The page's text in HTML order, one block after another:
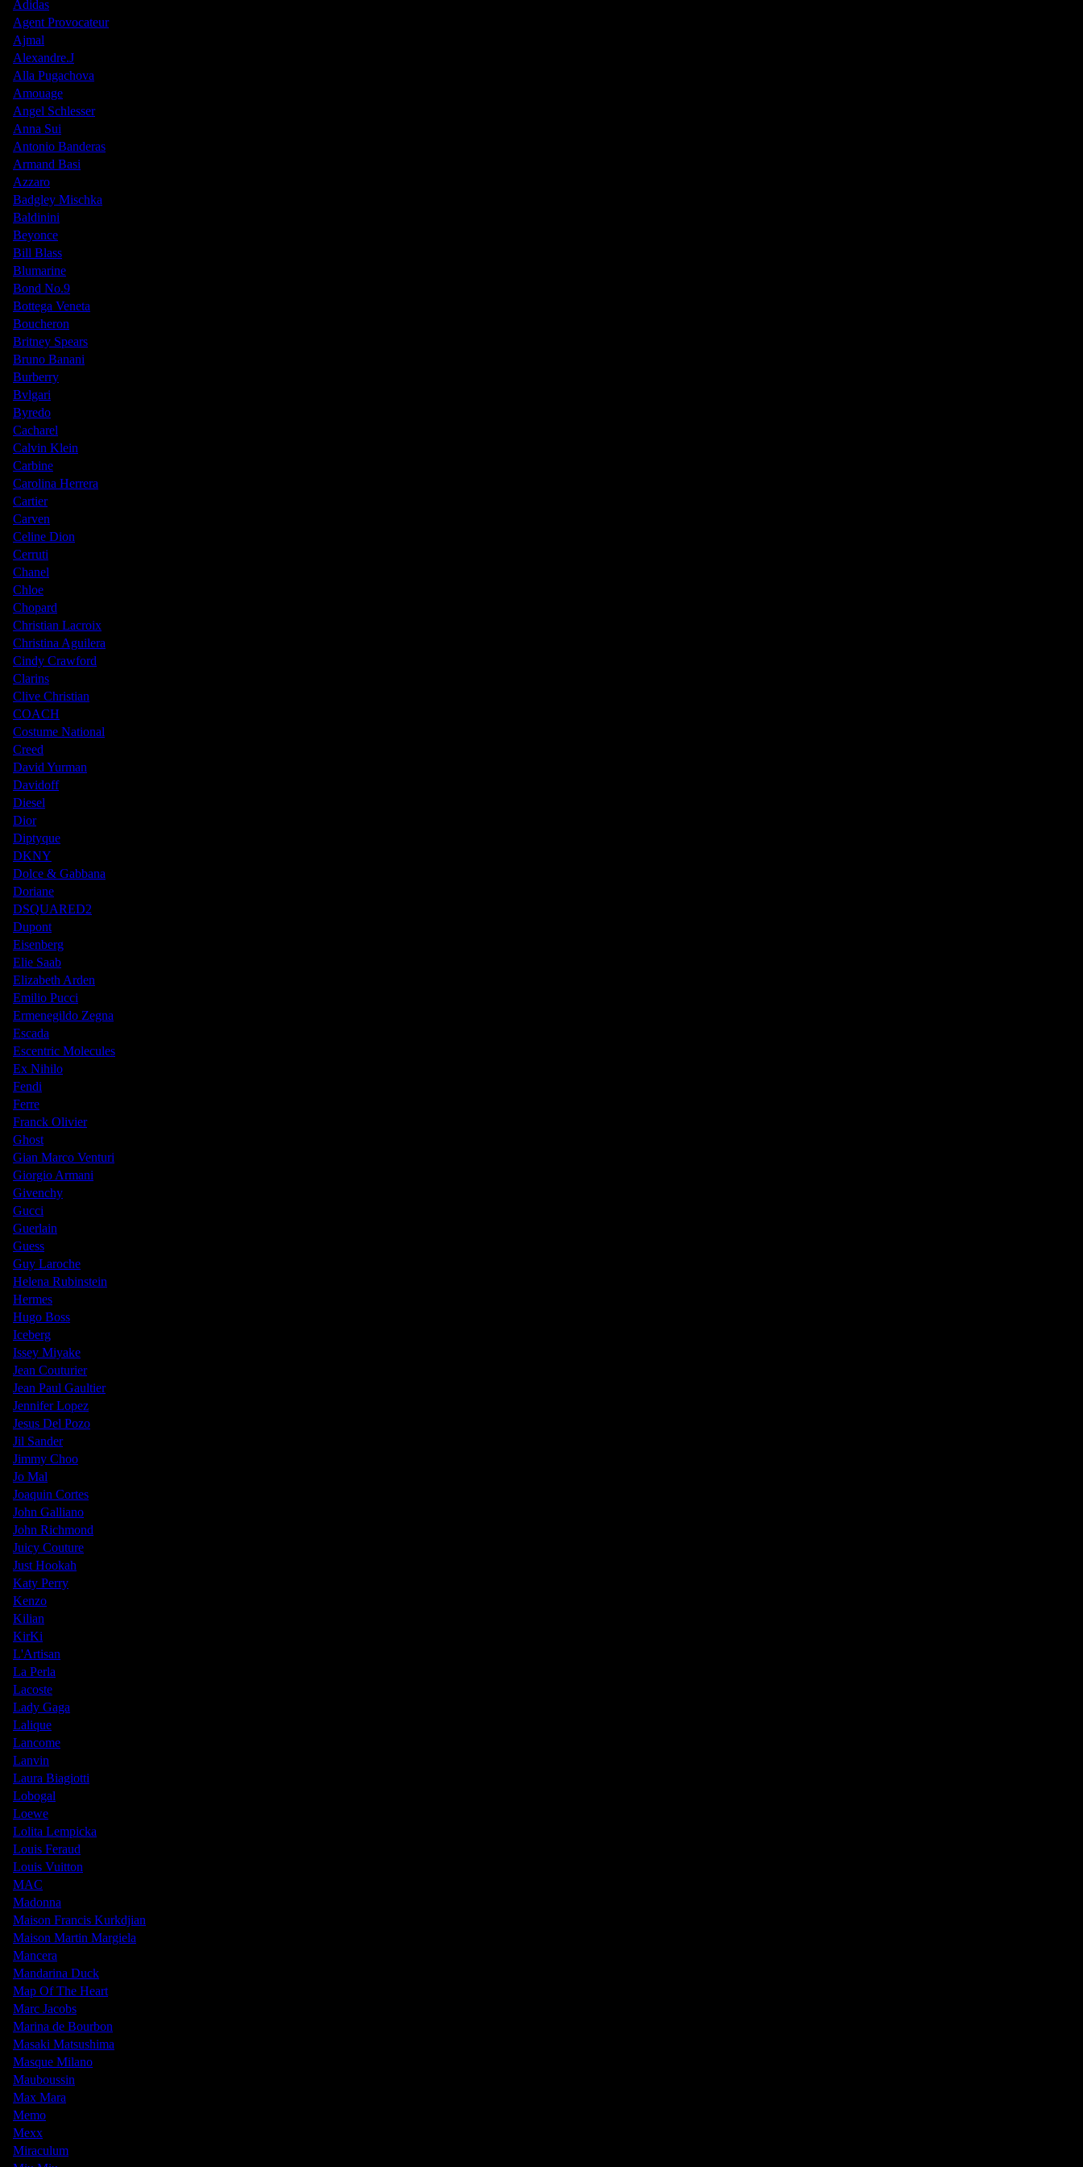
Adidas
Agent Provocateur
Ajmal
Alexandre.J
Alla Pugachova
Amouage
Angel Schlesser
Anna Sui
Antonio Banderas
Armand Basi
Azzaro
Badgley Mischka
Baldinini
Beyonce
Bill Blass
Blumarine
Bond No.9
Bottega Veneta
Boucheron
Britney Spears
Bruno Banani
Burberry
Bvlgari
Byredo
Cacharel
Calvin Klein
Carbine
Carolina Herrera
Cartier
Carven
Celine Dion
Cerruti
Chanel
Chloe
Chopard
Christian Lacroix
Christina Aguilera
Cindy Crawford
Clarins
Clive Christian
COACH
Costume National
Creed
David Yurman
Davidoff
Diesel
Dior
Diptyque
DKNY
Dolce & Gabbana
Doriane
DSQUARED2
Dupont
Eisenberg
Elie Saab
Elizabeth Arden
Emilio Pucci
Ermenegildo Zegna
Escada
Escentric Molecules
Ex Nihilo
Fendi
Ferre
Franck Olivier
Ghost
Gian Marco Venturi
Giorgio Armani
Givenchy
Gucci
Guerlain
Guess
Guy Laroche
Helena Rubinstein
Hermes
Hugo Boss
Iceberg
Issey Miyake
Jean Couturier
Jean Paul Gaultier
Jennifer Lopez
Jesus Del Pozo
Jil Sander
Jimmy Choo
Jo Mal
Joaquin Cortes
John Galliano
John Richmond
Juicy Couture
Just Hookah
Katy Perry
Kenzo
Kilian
KirKi
L'Artisan
La Perla
Lacoste
Lady Gaga
Lalique
Lancome
Lanvin
Laura Biagiotti
Lobogal
Loewe
Lolita Lempicka
Louis Feraud
Louis Vuitton
MAC
Madonna
Maison Francis Kurkdjian
Maison Martin Margiela
Mancera
Mandarina Duck
Map Of The Heart
Marc Jacobs
Marina de Bourbon
Masaki Matsushima
Masque Milano
Mauboussin
Max Mara
Memo
Mexx
Miraculum